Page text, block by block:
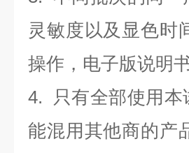
灵敏度以及显色时
操作，电子版说明
4. 只有全部使用本
能混用其他商的产